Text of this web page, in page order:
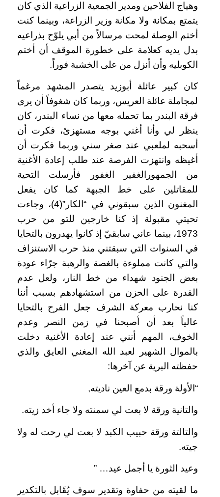
وهياج الفلاحين ومدير الجمعية الزراعية الذي كان
يتمتع بمكانة ولا مكانة وزير الزراعة، وبينما كنت
أختم الوصلة لمحت مرسالاً من أبي يلوّح بذراعيه
بدل يديه كعلامة على خطورة الموقف أن أختم
الكوبليه وأن أنزل من على الخشبة فوراً .
كان كبير عائلة أبوزيد يتصدر المشهد مرغماً
لمجاملة عائلة العريس، وربما كان شغوفاً أن يرى
فرقة البندر بما تحمله معها من نساء البندر، كان
ينظر لي وأنا أغني بوجه مستهزئ، فكرت أن
أسحبه لملعبي عند صغر سني وربما فكرت أن
أغيظه وانتهزت الفرصة عند طلب إعادة الأغنية
من الجمهورالغفير الغفور فأرسلت التحية
للمقاتلين على خط الجبهة كما كان يفعل
المغنون الذين سبقوني في “الكار”(4)، وجاءت
تحيتي مقبولة إذ كنا خارجين للتو من حرب
1973، بينما عاني سابقيّ إذ كانوا يهدرون بالتحايا
في السنوات التي سبقتني منذ حرب الاستنزاف
والتي كانت مملوءة بالغصة والرهبة جرّاء عودة
بعض الجنود شهداء من خط النار، ولعل عدم
القدرة على الحزن من استشهادهم بسبب أننا
كنا نحارب معركة الشرف جعل الفرح بالتحايا
عالياً بعد أن أصبحنا في زمن النصر وعدم
الخوف، المهم أنني عند إعادة الأغنية دخلت
بالموال الشهير لعبد الله المغني العايق والذي
حفظته البرية عن آخرها:
“الأولة ورقة بدمع العين ناديته,
والتانية ورقة لا بعت لي سمنته ولا جاء أخد زيته.
والتالتة ورقة حبيب الكبد لا بعت لي رحت له ولا
جيته.
وعيد الثورة يا أجمل عيد” …
ما لقيته من حفاوة وتقدير سوف يُقَابل بالتكدير